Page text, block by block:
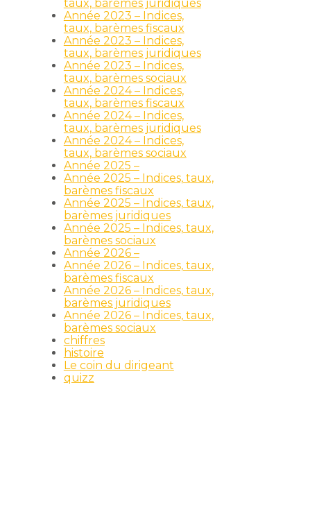
taux, barèmes juridiques
Année 2023 – Indices,
taux, barèmes fiscaux
Année 2023 – Indices,
taux, barèmes juridiques
Année 2023 – Indices,
taux, barèmes sociaux
Année 2024 – Indices,
taux, barèmes fiscaux
Année 2024 – Indices,
taux, barèmes juridiques
Année 2024 – Indices,
taux, barèmes sociaux
Année 2025 –
Année 2025 – Indices, taux,
barèmes fiscaux
Année 2025 – Indices, taux,
barèmes juridiques
Année 2025 – Indices, taux,
barèmes sociaux
Année 2026 –
Année 2026 – Indices, taux,
barèmes fiscaux
Année 2026 – Indices, taux,
barèmes juridiques
Année 2026 – Indices, taux,
barèmes sociaux
chiffres
histoire
Le coin du dirigeant
quizz